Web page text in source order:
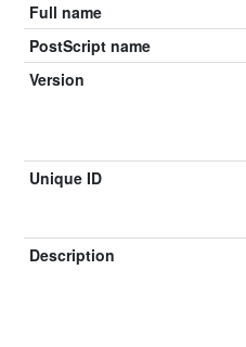
Full name
PostScript name
Version
Unique ID
Description